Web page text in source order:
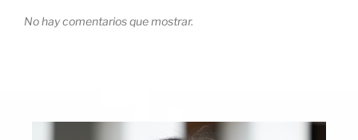
No hay comentarios que mostrar.